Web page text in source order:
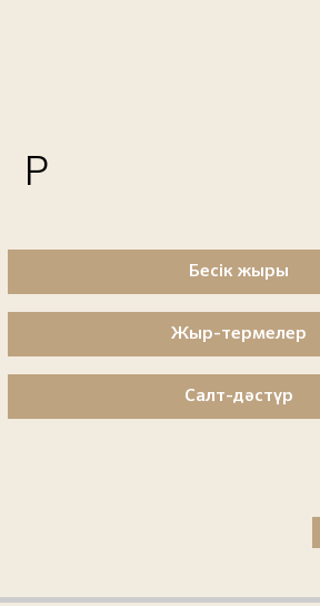
Бесік жыры
Жыр-термелер
Салт-дәстүр